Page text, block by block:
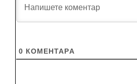
0 КОМЕНТАРA